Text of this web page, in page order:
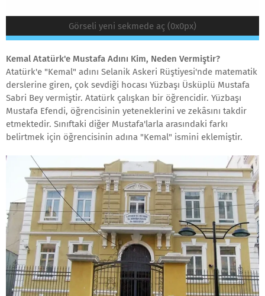
Görseli yeni sekmede aç (0x0px)
Kemal Atatürk'e Mustafa Adını Kim, Neden Vermiştir?
Atatürk'e "Kemal" adını Selanik Askeri Rüştiyesi'nde matematik
derslerine giren, çok sevdiği hocası Yüzbaşı Üsküplü Mustafa
Sabri Bey vermiştir. Atatürk çalışkan bir öğrencidir. Yüzbaşı
Mustafa Efendi, öğrencisinin yeteneklerini ve zekâsını takdir
etmektedir. Sınıftaki diğer Mustafa'larla arasındaki farkı
belirtmek için öğrencisinin adına "Kemal" ismini eklemiştir.